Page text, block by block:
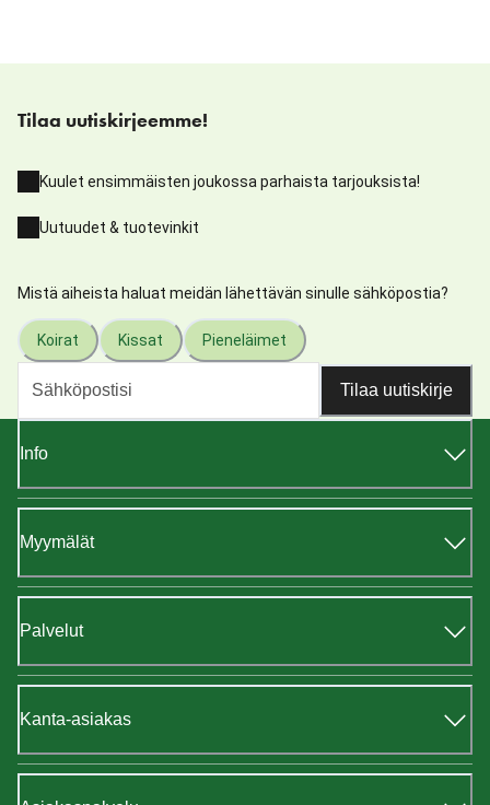
Tilaa uutiskirjeemme!
Kuulet ensimmäisten joukossa parhaista tarjouksista!
Uutuudet & tuotevinkit
Mistä aiheista haluat meidän lähettävän sinulle sähköpostia?
Koirat Kissat Pieneläimet
Tilaa uutiskirje
Info
Myymälät
Palvelut
Kanta-asiakas